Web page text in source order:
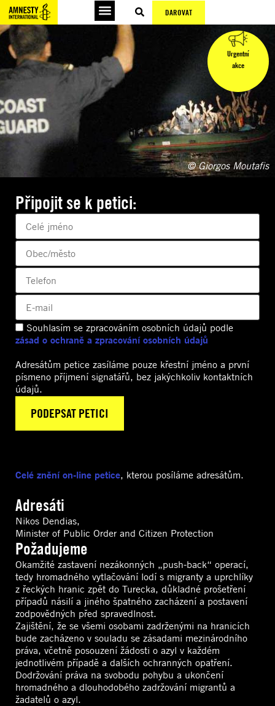
DAROVAT
Urgentní
akce
© Giorgos Moutafis
Připojit se k petici:
Souhlasím se zpracováním osobních údajů podle
zásad o ochraně a zpracování osobních údajů
Adresátům petice zasíláme pouze křestní jméno a první
písmeno příjmení signatářů, bez jakýchkoliv kontaktních
údajů.
Celé znění on-line petice, kterou posíláme adresátům.
Adresáti
Nikos Dendias,
Minister of Public Order and Citizen Protection
Požadujeme
Okamžité zastavení nezákonných „push-back“ operací,
tedy hromadného vytlačování lodí s migranty a uprchlíky
z řeckých hranic zpět do Turecka, důkladné prošetření
případů násilí a jiného špatného zacházení a postavení
zodpovědných před spravedlnost.
Zajištění, že se všemi osobami zadrženými na hranicích
bude zacházeno v souladu se zásadami mezinárodního
práva, včetně posouzení žádosti o azyl v každém
jednotlivém případě a dalších ochranných opatření.
Dodržování práva na svobodu pohybu a ukončení
hromadného a dlouhodobého zadržování migrantů a
žadatelů o azyl.